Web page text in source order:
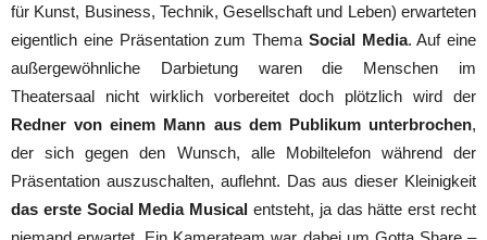
für Kunst, Business, Technik, Gesellschaft und Leben) erwarteten
eigentlich eine Präsentation zum Thema Social Media. Auf eine
außergewöhnliche Darbietung waren die Menschen im
Theatersaal nicht wirklich vorbereitet doch plötzlich wird der
Redner von einem Mann aus dem Publikum unterbrochen,
der sich gegen den Wunsch, alle Mobiltelefon während der
Präsentation auszuschalten, auflehnt. Das aus dieser Kleinigkeit
das erste Social Media Musical entsteht, ja das hätte erst recht